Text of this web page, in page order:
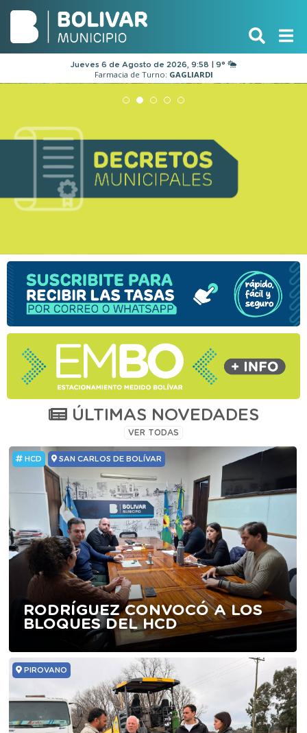
Jueves 6 de Agosto de 2026, 9:58 | 9°
Farmacia de Turno: GAGLIARDI
ÚLTIMAS NOVEDADES
VER TODAS
HCD SAN CARLOS DE BOLÍVAR
RODRÍGUEZ CONVOCÓ A LOS
BLOQUES DEL HCD
PIROVANO